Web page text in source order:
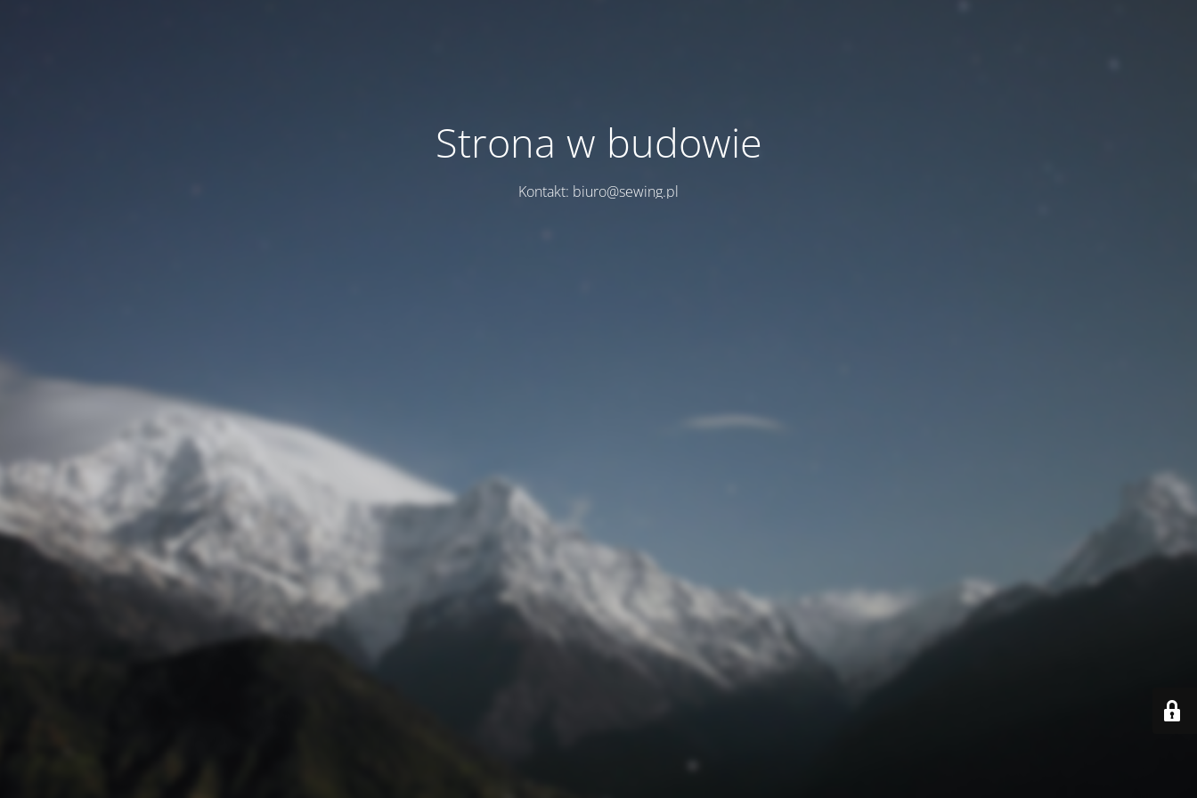
Strona w budowie
Kontakt: biuro@sewing.pl